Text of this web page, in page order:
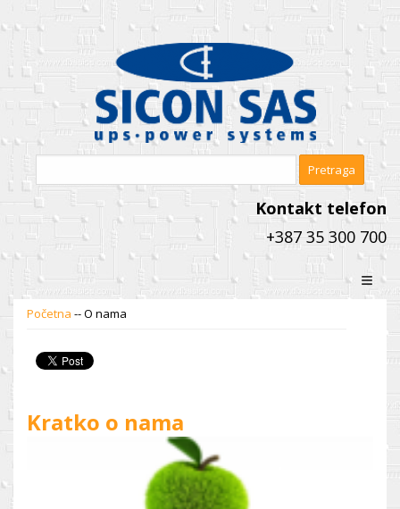
Kontakt telefon
+387 35 300 700
≡
Početna --O nama
Kratko o nama